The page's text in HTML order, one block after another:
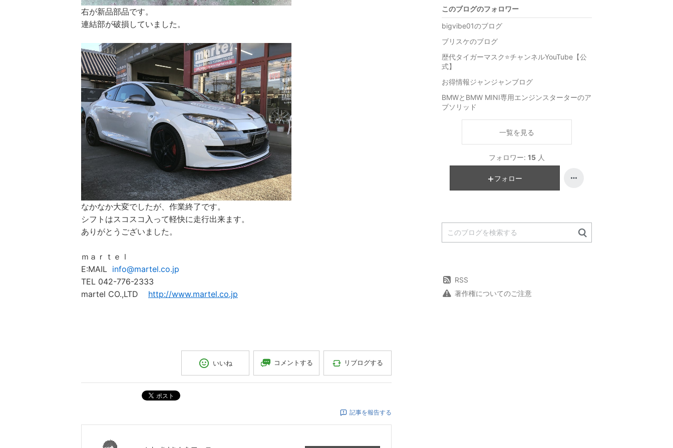
右が新品部品です。
連結部が破損していました。
なかなか大変でしたが、作業終了です。
シフトはスコスコ入って軽快に走行出来ます。
ありがとうございました。
ｍａｒｔｅｌ
E:MAIL info@martel.co.jp
TEL 042-776-2333
martel CO.,LTD http://www.martel.co.jp
いいね コメントする リブログする
ポスト
記事を報告する
このブログのフォロワー
bigvibe01のブログ
ブリスケのブログ
歴代タイガーマスク⭐️チャンネルYouTube【公
式】
お得情報ジャンジャンブログ
BMWとBMW MINI専用エンジンスターターのア
ブソリッド
一覧を見る
フォロワー: 15 人
フォロー
RSS
著作権についてのご注意